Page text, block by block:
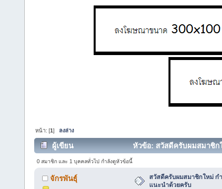
หน้า: [1] ลงล่าง
ผู้เขียน หัวข้อ: สวัสดีครับผมสมาชิก
0 สมาชิก และ 1 บุคคลทั่วไป กำลังดูหัวข้อนี้
จักรพันธุ์
สวัสดีครับผมสมาชิกใหม่ ก
แนะนำด้วยครับ